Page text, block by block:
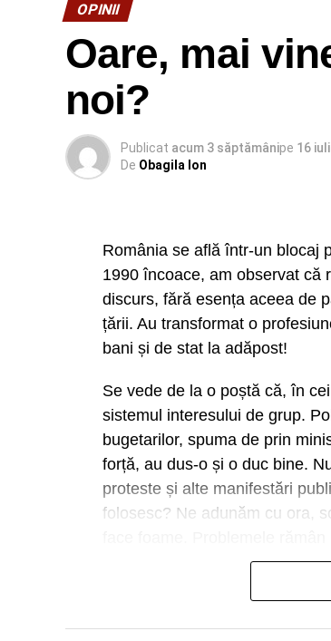
OPINII
Oare, mai
noi?
Publicat acum 3 săptămânipe 16
De Obagila Ion
România se află într-un blocaj
1990 încoace, am observat că
discurs, fără esența aceea de
țării. Au transformat o
bani și de stat la adăpost!
Se vede de la o poștă că, în
sistemul interesului de grup.
bugetarilor, spuma de prin
forță, au dus-o și o duc bine.
proteste și alte manifestări
folosesc? Ne adunăm cu ora,
Românii de rând, noroc cu
Continent in căutarea unui trai
au strâns ban pe ban să